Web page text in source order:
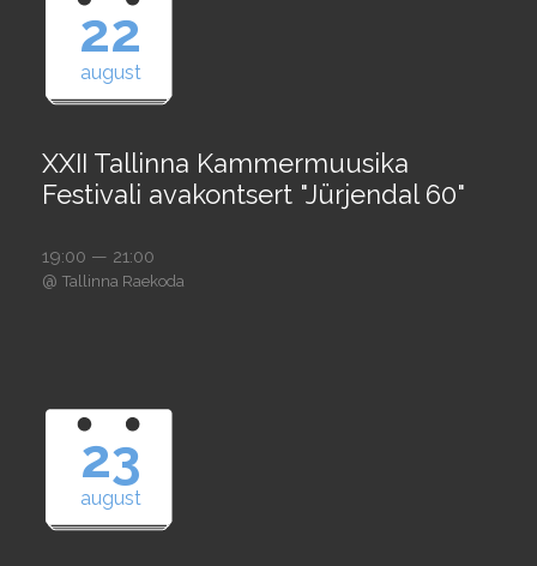
22
august
XXII Tallinna Kammermuusika
Festivali avakontsert "Jürjendal 60"
19:00 — 21:00
@ Tallinna Raekoda
23
august